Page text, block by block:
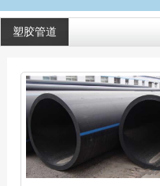
塑胶管道